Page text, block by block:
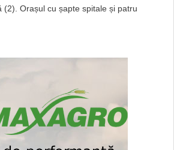
(2). Orașul cu șapte spitale și patru